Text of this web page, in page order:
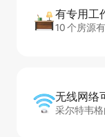
有专用工
10 个房源
无线网络
采尔特韦